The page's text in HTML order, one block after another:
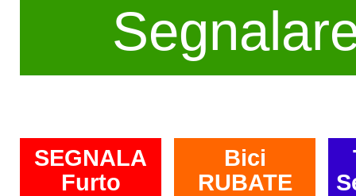
SEGNALA
Furto
Bici
RUBATE